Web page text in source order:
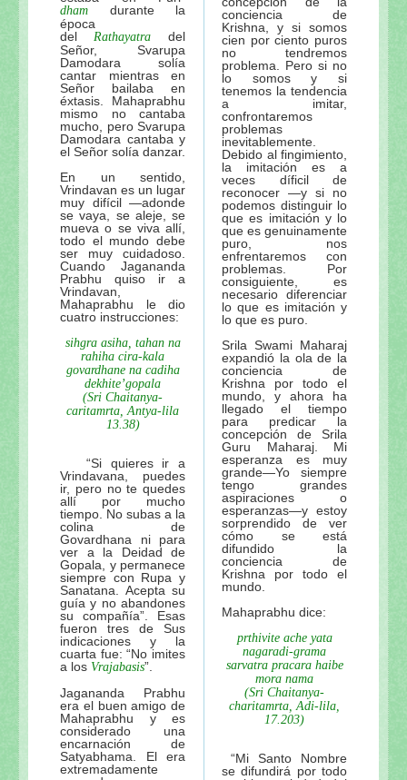
dham durante la
época
del Rathayatra del
Señor, Svarupa
Damodara solía
cantar mientras en
Señor bailaba en
éxtasis. Mahaprabhu
mismo no cantaba
mucho, pero Svarupa
Damodara cantaba y
el Señor solía danzar.
En un sentido,
Vrindavan es un lugar
muy difícil —adonde
se vaya, se aleje, se
mueva o se viva allí,
todo el mundo debe
ser muy cuidadoso.
Cuando Jagananda
Prabhu quiso ir a
Vrindavan,
Mahaprabhu le dio
cuatro instrucciones:
sihgra asiha, tahan na
rahiha cira-kala
govardhane na cadiha
dekhite’gopala
(Sri Chaitanya-
caritamrta, Antya-lila
13.38)
“Si quieres ir a
Vrindavana, puedes
ir, pero no te quedes
allí por mucho
tiempo. No subas a la
colina de
Govardhana ni para
ver a la Deidad de
Gopala, y permanece
siempre con Rupa y
Sanatana. Acepta su
guía y no abandones
su compañía”. Esas
fueron tres de Sus
indicaciones y la
cuarta fue: “No imites
a los Vrajabasis”.
Jagananda Prabhu
era el buen amigo de
Mahaprabhu y es
considerado una
encarnación de
Satyabhama. El era
extremadamente
conciencia de
Krishna, y si somos
cien por ciento puros
no tendremos
problema. Pero si no
lo somos y si
tenemos la tendencia
a imitar,
confrontaremos
problemas
inevitablemente.
Debido al fingimiento,
la imitación es a
veces díficil de
reconocer —y si no
podemos distinguir lo
que es imitación y lo
que es genuinamente
puro, nos
enfrentaremos con
problemas. Por
consiguiente, es
necesario diferenciar
lo que es imitación y
lo que es puro.
Srila Swami Maharaj
expandió la ola de la
conciencia de
Krishna por todo el
mundo, y ahora ha
llegado el tiempo
para predicar la
concepción de Srila
Guru Maharaj. Mi
esperanza es muy
grande—Yo siempre
tengo grandes
aspiraciones o
esperanzas—y estoy
sorprendido de ver
cómo se está
difundido la
conciencia de
Krishna por todo el
mundo.
Mahaprabhu dice:
prthivite ache yata
nagaradi-grama
sarvatra pracara haibe
mora nama
(Sri Chaitanya-
charitamrta, Adi-lila,
17.203)
“Mi Santo Nombre
se difundirá por todo